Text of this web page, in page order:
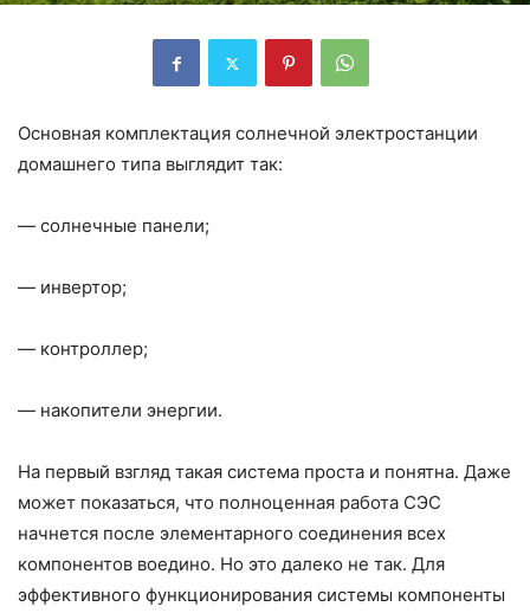
Основная комплектация солнечной электростанции
домашнего типа выглядит так:
— солнечные панели;
— инвертор;
— контроллер;
— накопители энергии.
На первый взгляд такая система проста и понятна. Даже
может показаться, что полноценная работа СЭС
начнется после элементарного соединения всех
компонентов воедино. Но это далеко не так. Для
эффективного функционирования системы компоненты